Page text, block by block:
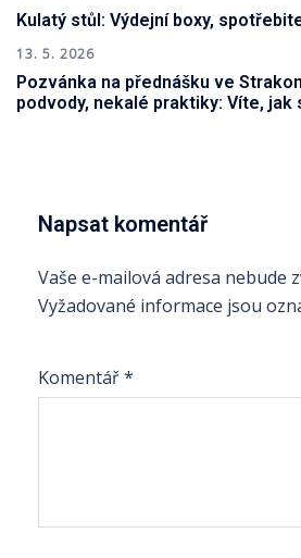
Kulatý stůl: Výdejní boxy,
13. 5. 2026
Pozvánka na přednášku ve
podvody, nekalé praktiky: Víte, jak
Napsat komentář
Vaše e-mailová adresa nebude
Vyžadované informace jsou
Komentář*